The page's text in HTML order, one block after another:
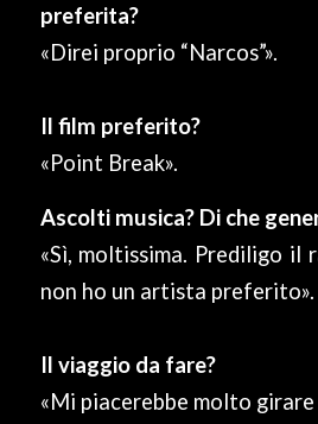
preferita?
«Direi proprio “Narcos”».
Il film preferito?
«Point Break».
Ascolti musica? Di che
«Sì, moltissima. Prediligo il
non ho un artista preferito».
Il viaggio da fare?
«Mi piacerebbe molto